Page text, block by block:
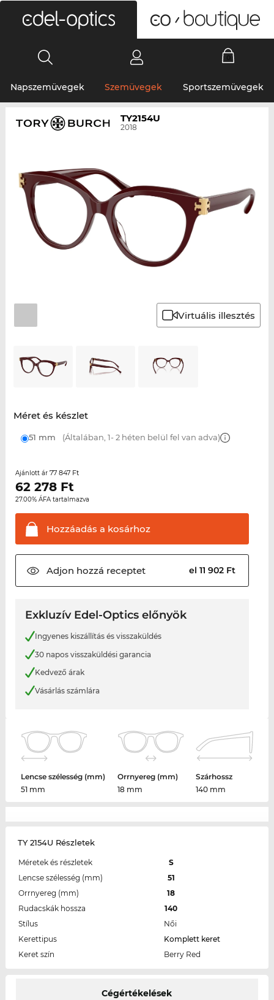
Napszemüvegek Szemüvegek Sportszemüvegek
TY2154U
2018
Virtuális illesztés
Méret és készlet
51 mm (Általában, 1- 2 héten belül fel van adva)
Ajánlott ár 77 847 Ft
62 278Ft
27.00% ÁFA tartalmazva
Hozzáadás a kosárhoz
Adjon hozzá receptet el 11 902 Ft
Exkluzív Edel-Optics előnyök
Ingyenes kiszállítás és visszaküldés
30 napos visszaküldési garancia
Kedvező árak
Vásárlás számlára
Lencse szélesség (mm)
51 mm
Orrnyereg (mm)
18 mm
Szárhossz
140 mm
TY 2154U Részletek
Méretek és részletek
S
Lencse szélesség (mm)
51
Orrnyereg (mm)
18
Rudacskák hossza
140
Stílus
Női
Kerettipus
Komplett keret
Keret szín
Berry Red
Cégértékelések